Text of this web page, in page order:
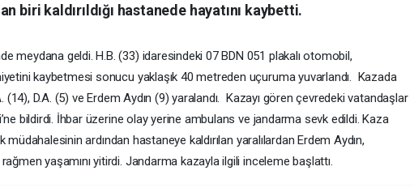
biri kaldırıldığı hastanede hayatını kaybetti.
meydana geldi. H.B. (33) idaresindeki 07 BDN 051 plakalı otomobil,
kaybetmesi sonucu yaklaşık 40 metreden uçuruma yuvarlandı. Kazada
(14), D.A. (5) ve Erdem Aydın (9) yaralandı. Kazayı gören çevredeki vatandaşlar
bildirdi. İhbar üzerine olay yerine ambulans ve jandarma sevk edildi. Kaza
ardından hastaneye kaldırılan yaralılardan Erdem Aydın,
yaşamını yitirdi. Jandarma kazayla ilgili inceleme başlattı.